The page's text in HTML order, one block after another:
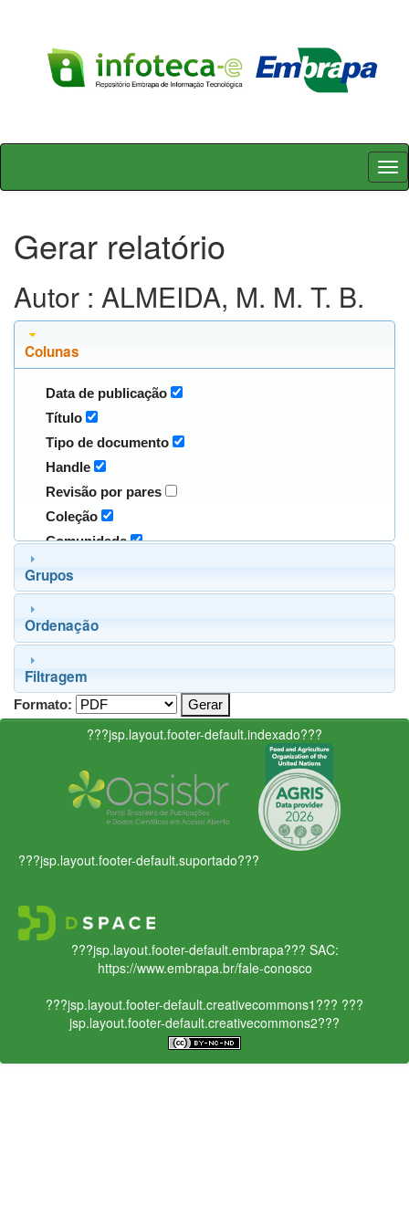
Skip
Gerar relatório
Autor : ALMEIDA, M. M. T. B.
Colunas
Data de publicação
Título
Tipo de documento
Handle
Revisão por pares
Coleção
Comunidade
Grupos
Ordenação
Filtragem
Formato:
???jsp.layout.footer-default.indexado???
???jsp.layout.footer-default.suportado???
???jsp.layout.footer-default.embrapa??? SAC:
https://www.embrapa.br/fale-conosco
???jsp.layout.footer-default.creativecommons1??? ???
jsp.layout.footer-default.creativecommons2???